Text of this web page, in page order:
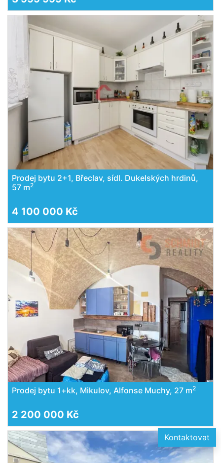
Prodej bytu 2+1, Břeclav, sídl. Dukelských hrdinů,
57 m2
4 100 000 Kč
Prodej bytu 1+kk, Mikulov, Alfonse Muchy, 27 m2
2 200 000 Kč
Kontaktovat